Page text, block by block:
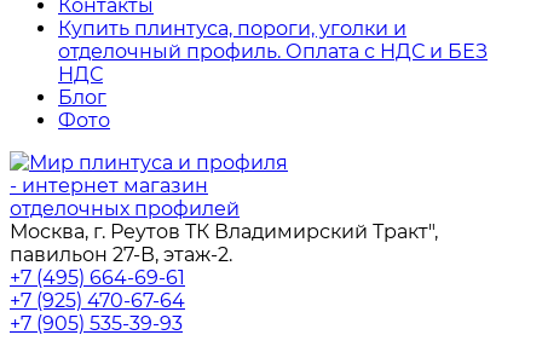
Контакты
Купить плинтуса, пороги, уголки и
отделочный профиль. Оплата с НДС и БЕЗ
НДС
Блог
Фото
Москва, г. Реутов ТК Владимирский Тракт",
павильон 27-В, этаж-2.
+7 (495) 664-69-61
+7 (925) 470-67-64
+7 (905) 535-39-93